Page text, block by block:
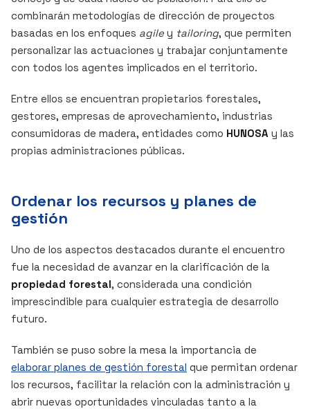
combinarán metodologías de dirección de proyectos
basadas en los enfoques agiley tailoring, que permiten
personalizar las actuaciones y trabajar conjuntamente
con todos los agentes implicados en el territorio.
Entre ellos se encuentran propietarios forestales,
gestores, empresas de aprovechamiento, industrias
consumidoras de madera, entidades como HUNOSA y las
propias administraciones públicas.
Ordenar los recursos y planes de
gestión
Uno de los aspectos destacados durante el encuentro
fue la necesidad de avanzar en la clarificación de la
propiedad forestal, considerada una condición
imprescindible para cualquier estrategia de desarrollo
futuro.
También se puso sobre la mesa la importancia de
elaborar planes de gestión forestal que permitan ordenar
los recursos, facilitar la relación con la administración y
abrir nuevas oportunidades vinculadas tanto a la